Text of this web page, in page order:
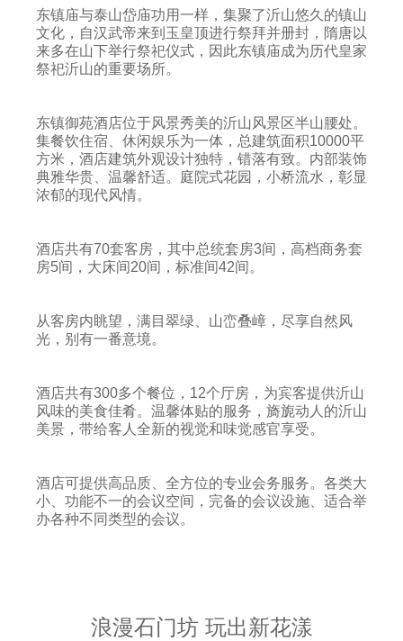
东镇庙与泰山岱庙功用一样，集聚了沂山悠久的镇山
文化，自汉武帝来到玉皇顶进行祭拜并册封，隋唐以
来多在山下举行祭祀仪式，因此东镇庙成为历代皇家
祭祀沂山的重要场所。
东镇御苑酒店位于风景秀美的沂山风景区半山腰处。
集餐饮住宿、休闲娱乐为一体，总建筑面积10000平
方米，酒店建筑外观设计独特，错落有致。内部装饰
典雅华贵、温馨舒适。庭院式花园，小桥流水，彰显
浓郁的现代风情。
酒店共有70套客房，其中总统套房3间，高档商务套
房5间，大床间20间，标准间42间。
从客房内眺望，满目翠绿、山峦叠嶂，尽享自然风
光，别有一番意境。
酒店共有300多个餐位，12个厅房，为宾客提供沂山
风味的美食佳肴。温馨体贴的服务，旖旎动人的沂山
美景，带给客人全新的视觉和味觉感官享受。
酒店可提供高品质、全方位的专业会务服务。各类大
小、功能不一的会议空间，完备的会议设施、适合举
办各种不同类型的会议。
浪漫石门坊 玩出新花漾